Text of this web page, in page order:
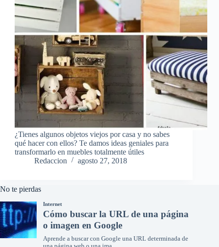
¿Tienes algunos objetos viejos por casa y no sabes
qué hacer con ellos? Te damos ideas geniales para
transformarlo en muebles totalmente útiles
Redaccion
agosto 27, 2018
No te pierdas